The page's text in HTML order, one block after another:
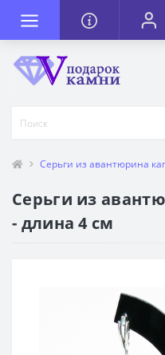
Серьги из авантюрина
Серьги из
- длина 4 см